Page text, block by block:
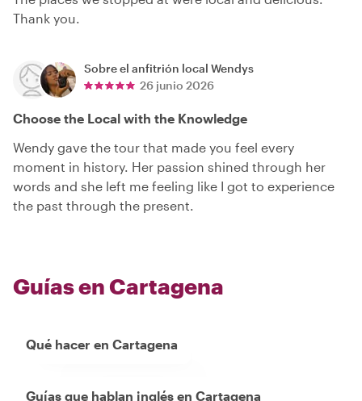
Thank you.
Sobre el anfitrión local Wendys
26 junio 2026
Choose the Local with the Knowledge
Wendy gave the tour that made you feel every
moment in history. Her passion shined through her
words and she left me feeling like I got to experience
the past through the present.
Guías en Cartagena
Qué hacer en Cartagena
Guías que hablan inglés en Cartagena